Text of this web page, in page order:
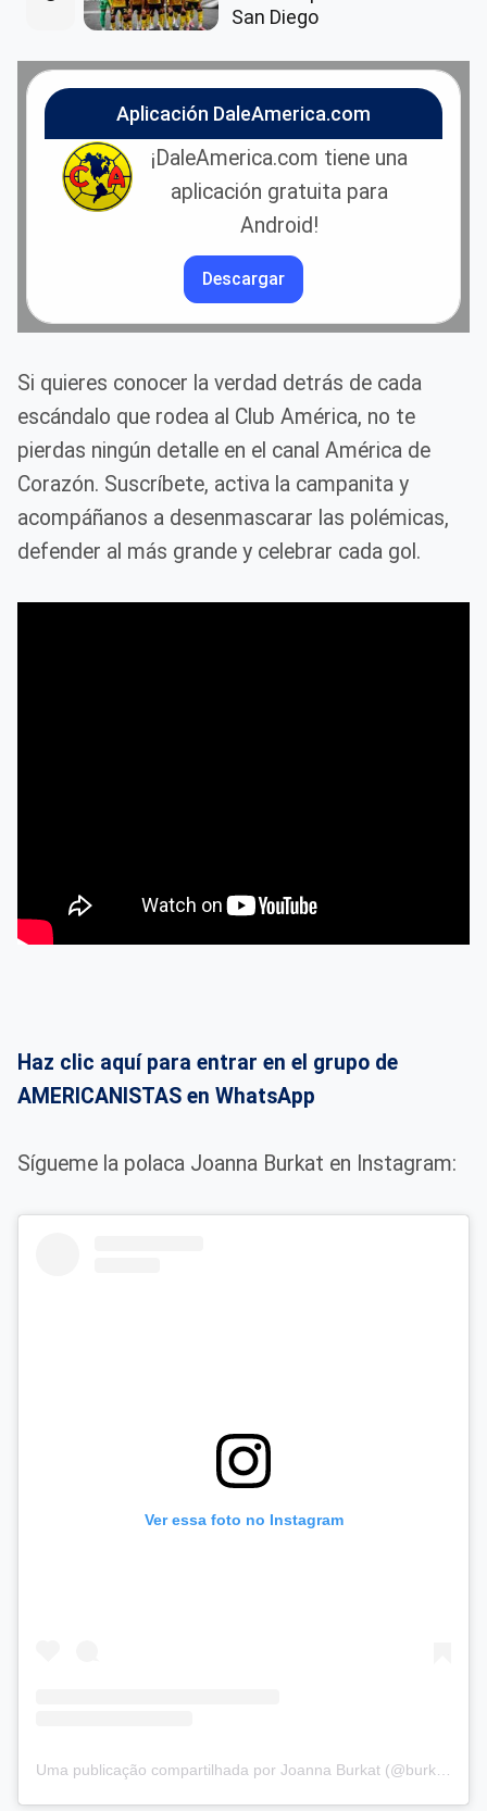
San Diego
Aplicación DaleAmerica.com
¡DaleAmerica.com tiene una
aplicación gratuita para
Android!
Descargar
Si quieres conocer la verdad detrás de cada
escándalo que rodea al Club América, no te
pierdas ningún detalle en el canal América de
Corazón. Suscríbete, activa la campanita y
acompáñanos a desenmascarar las polémicas,
defender al más grande y celebrar cada gol.
Haz clic aquí para entrar en el grupo de
AMERICANISTAS en WhatsApp
Sígueme la polaca Joanna Burkat en Instagram:
Ver essa foto no Instagram